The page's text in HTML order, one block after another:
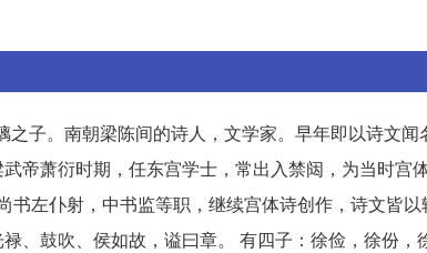
子。南朝梁陈间的诗人，文学家。早年即以诗文闻
帝萧衍时期，任东宫学士，常出入禁闼，为当时宫
书左仆射，中书监等职，继续宫体诗创作，诗文皆
、鼓吹、侯如故，谥曰章。 有四子：徐俭，徐份，